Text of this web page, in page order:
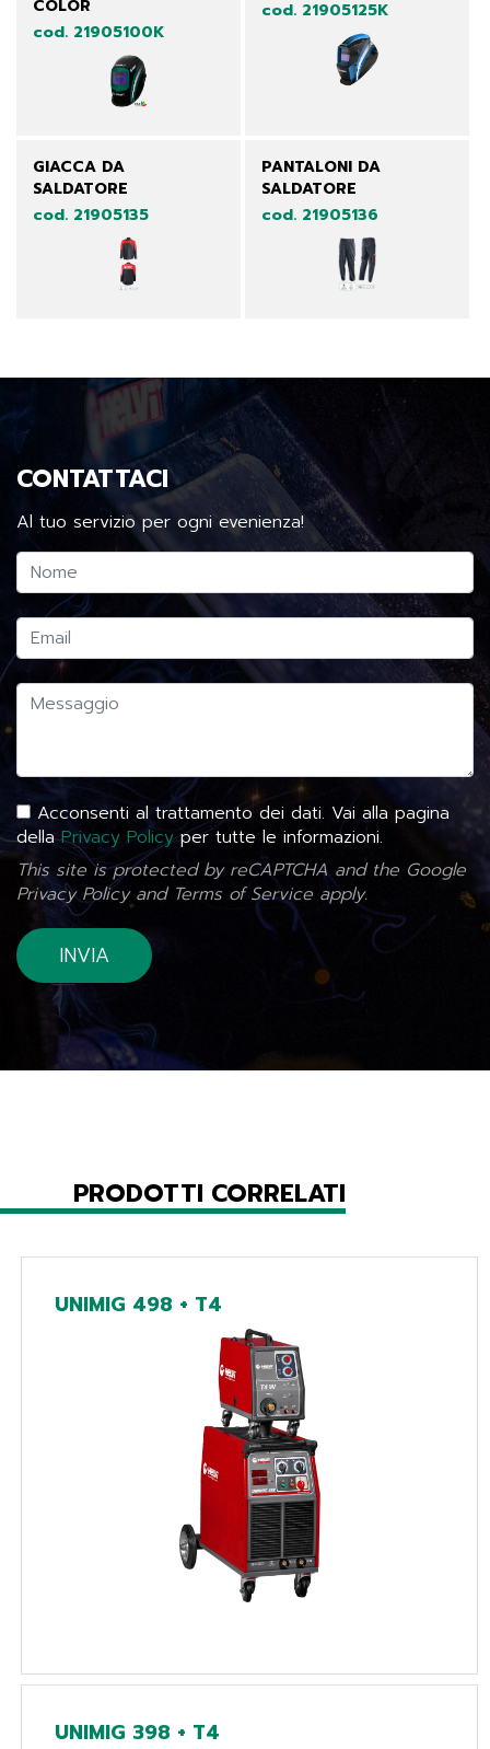
COLOR
cod. 21905100K
cod. 21905125K
GIACCA DA
SALDATORE
cod. 21905135
PANTALONI DA
SALDATORE
cod. 21905136
CONTATTACI
Al tuo servizio per ogni evenienza!
Acconsenti al trattamento dei dati. Vai alla pagina
dellaPrivacy Policyper tutte le informazioni.
This site is protected by reCAPTCHA and the Google
Privacy Policyand Terms of Service apply.
PRODOTTI CORRELATI
UNIMIG 498 + T4
UNIMIG 398 + T4